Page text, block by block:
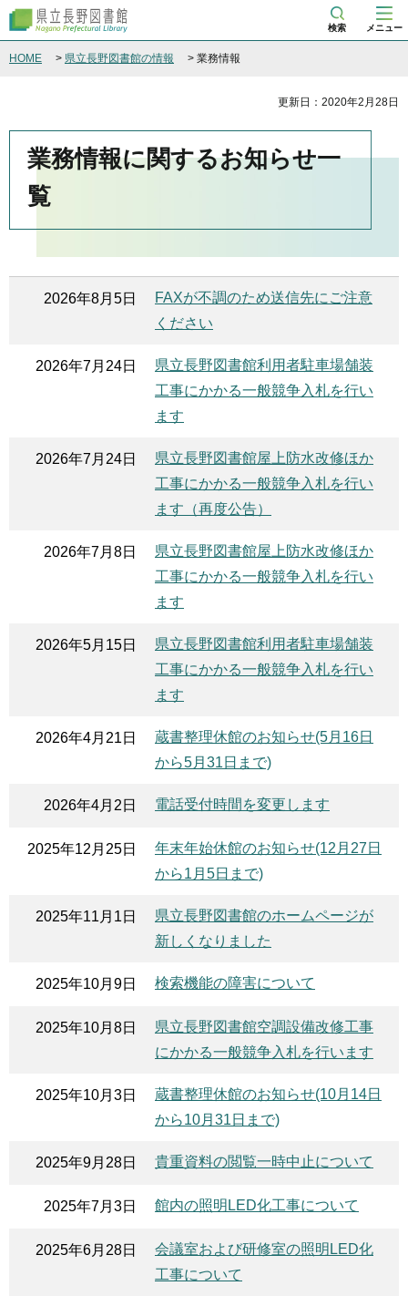
県立長野図書館
検索 メニュー
HOME > 県立長野図書館の情報 > 業務情報
更新日：2020年2月28日
業務情報に関するお知らせ一
覧
2026年8月5日
FAXが不調のため送信先にご注意
ください
2026年7月24日
県立長野図書館利用者駐車場舗装
工事にかかる一般競争入札を行い
ます
2026年7月24日
県立長野図書館屋上防水改修ほか
工事にかかる一般競争入札を行い
ます（再度公告）
2026年7月8日
県立長野図書館屋上防水改修ほか
工事にかかる一般競争入札を行い
ます
2026年5月15日
県立長野図書館利用者駐車場舗装
工事にかかる一般競争入札を行い
ます
2026年4月21日
蔵書整理休館のお知らせ(5月16日
から5月31日まで)
2026年4月2日 電話受付時間を変更します
2025年12月25日
年末年始休館のお知らせ(12月27日
から1月5日まで)
2025年11月1日
県立長野図書館のホームページが
新しくなりました
2025年10月9日 検索機能の障害について
2025年10月8日
県立長野図書館空調設備改修工事
にかかる一般競争入札を行います
2025年10月3日
蔵書整理休館のお知らせ(10月14日
から10月31日まで)
2025年9月28日 貴重資料の閲覧一時中止について
2025年7月3日 館内の照明LED化工事について
2025年6月28日
会議室および研修室の照明LED化
工事について